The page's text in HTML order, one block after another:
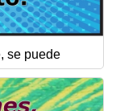
se puede